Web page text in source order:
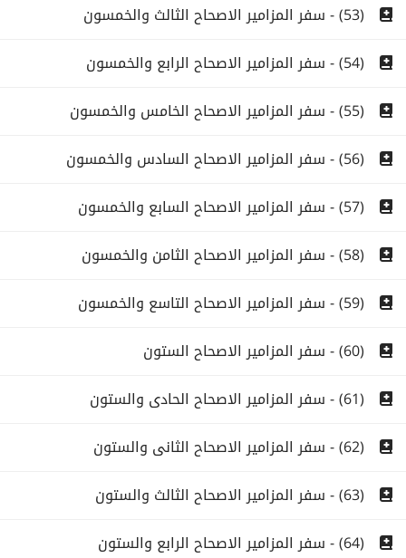
(53) - سفر المزامير الاصحاح الثالث والخمسون
(54) - سفر المزامير الاصحاح الرابع والخمسون
(55) - سفر المزامير الاصحاح الخامس والخمسون
(56) - سفر المزامير الاصحاح السادس والخمسون
(57) - سفر المزامير الاصحاح السابع والخمسون
(58) - سفر المزامير الاصحاح الثامن والخمسون
(59) - سفر المزامير الاصحاح التاسع والخمسون
(60) - سفر المزامير الاصحاح الستون
(61) - سفر المزامير الاصحاح الحادى والستون
(62) - سفر المزامير الاصحاح الثانى والستون
(63) - سفر المزامير الاصحاح الثالث والستون
(64) - سفر المزامير الاصحاح الرابع والستون